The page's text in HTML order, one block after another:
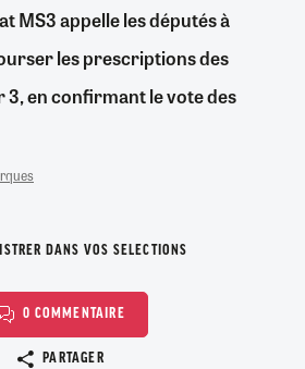
MS3 appelle les députés à
les prescriptions des
3, en confirmant le vote des
DANS VOS SELECTIONS
0 COMMENTAIRE
PARTAGER